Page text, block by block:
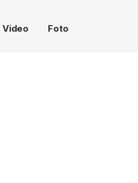
Video Foto